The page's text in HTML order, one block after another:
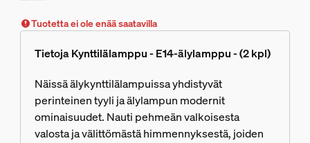
Tuotetta ei ole enää saatavilla
Tietoja Kynttilälamppu - E14-älylamppu - (2 kpl)
Näissä älykynttilälampuissa yhdistyvät
perinteinen tyyli ja älylampun modernit
ominaisuudet. Nauti pehmeän valkoisesta
valosta ja välittömästä himmennyksestä, joiden